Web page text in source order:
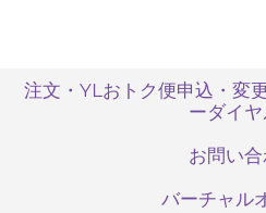
注文・YLおトク便申込・変
ーダイヤ
お問い
バーチャル